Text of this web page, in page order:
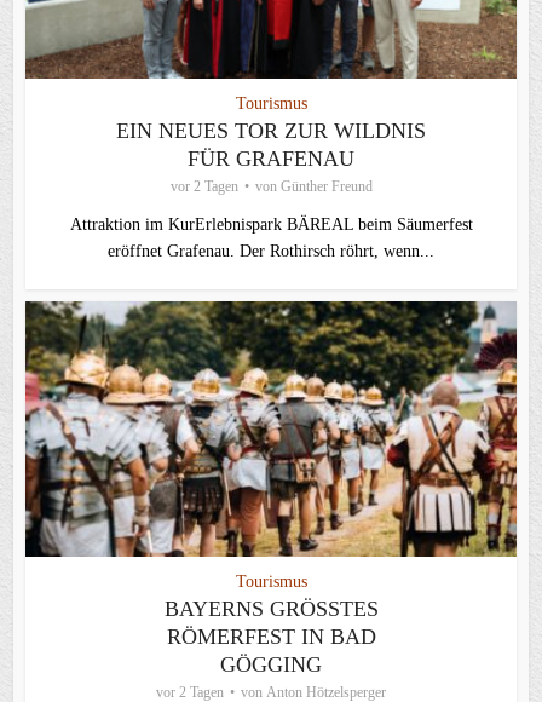
Tourismus
EIN NEUES TOR ZUR WILDNIS
FÜR GRAFENAU
vor 2 Tagen von Günther Freund
Attraktion im KurErlebnispark BÄREAL beim Säumerfest
eröffnet Grafenau. Der Rothirsch röhrt, wenn...
Tourismus
BAYERNS GRÖSSTES R
ÖMERFEST IN BAD G
ÖGGING
vor 2 Tagen von Anton Hötzelsperger